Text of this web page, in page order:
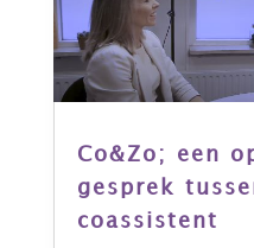
Co&Zo; een
gesprek
coassistent